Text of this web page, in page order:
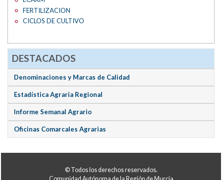
FERTILIZACION
CICLOS DE CULTIVO
DESTACADOS
Denominaciones y Marcas de Calidad
Estadística Agraria Regional
Informe Semanal Agrario
Oficinas Comarcales Agrarias
© Todos los derechos reservados.